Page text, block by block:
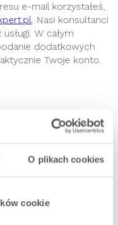
O plikach cookies
cookie
e-mail korzystałeś,
. Nasi konsultanci
W całym
dodatkowych
Twoje konto.